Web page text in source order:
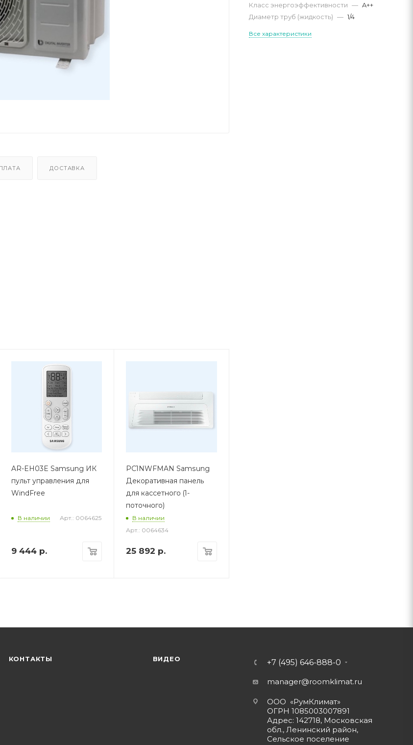
ДОСТАВКА
AR-EH03E Samsung ИК
пульт управления для
WindFree
В наличии Арт.: 0064625
9 444р.
PC1NWFMAN Samsung
Декоративная панель
для кассетного (1-
поточного)
В наличии
Арт.: 0064634
25 892 р.
Класс энергоэффективности — A++
Диаметр труб (жидкость) — 1/4
Все характеристики
КОНТАКТЫ ВИДЕО +7 (495) 646-888-0
manager@roomklimat.ru
ООО «РумКлимат»
ОГРН 1085003007891
Адрес: 142718, Московская
обл., Ленинский район,
Сельское поселение